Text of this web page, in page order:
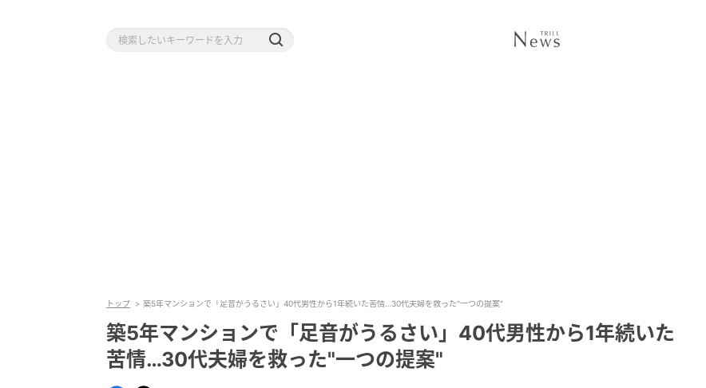
トップ 築5年マンションで「足音がうるさい」40代男性から1年続いた苦情…30代夫婦を救った"一つの提案"
築5年マンションで「足音がうるさい」40代男性から1年続いた
苦情…30代夫婦を救った"一つの提案"